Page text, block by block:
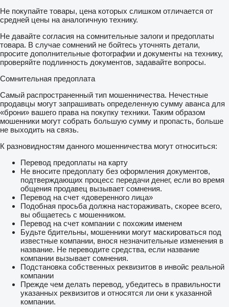
Не покупайте товары, цена которых слишком отличается от
средней цены на аналогичную технику.
Не давайте согласия на сомнительные залоги и предоплаты
товара. В случае сомнений не бойтесь уточнять детали,
просите дополнительные фотографии и документы на технику,
проверяйте подлинность документов, задавайте вопросы.
Сомнительная предоплата
Самый распространенный тип мошенничества. Нечестные
продавцы могут запрашивать определенную сумму аванса для
«брони» вашего права на покупку техники. Таким образом
мошенники могут собрать большую сумму и пропасть, больше
не выходить на связь.
К разновидностям данного мошенничества могут относиться:
Перевод предоплаты на карту
Не вносите предоплату без оформления документов,
подтверждающих процесс передачи денег, если во время
общения продавец вызывает сомнения.
Перевод на счет «доверенного лица»
Подобная просьба должна настораживать, скорее всего,
вы общаетесь с мошенником.
Перевод на счет компании с похожим именем
Будьте бдительны, мошенники могут маскироваться под
известные компании, внося незначительные изменения в
название. Не переводите средства, если название
компании вызывает сомнения.
Подстановка собственных реквизитов в инвойс реальной
компании
Прежде чем делать перевод, убедитесь в правильности
указанных реквизитов и относятся ли они к указанной
компании.